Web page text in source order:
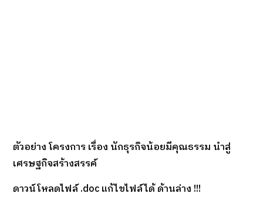
ตัวอย่าง โครงการ เรื่อง นักธุรกิจน้อยมีคุณธรรม นำสู่
เศรษฐกิจสร้างสรรค์
ดาวน์โหลดไฟล์ .doc แก้ไขไฟล์ได้ ด้านล่าง !!!